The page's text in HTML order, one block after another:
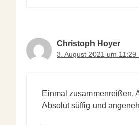
Christoph Hoyer
3. August 2021 um 11:29
Einmal zusammenreißen,
Absolut süffig und